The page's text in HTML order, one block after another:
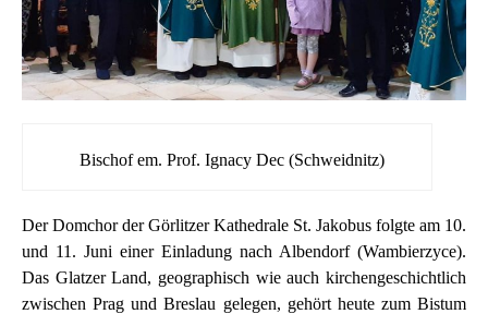
Bischof em. Prof. Ignacy Dec (Schweidnitz)
Der Domchor der Görlitzer Kathedrale St. Jakobus folgte am 10.
und 11. Juni einer Einladung nach Albendorf (Wambierzyce).
Das Glatzer Land, geographisch wie auch kirchengeschichtlich
zwischen Prag und Breslau gelegen, gehört heute zum Bistum